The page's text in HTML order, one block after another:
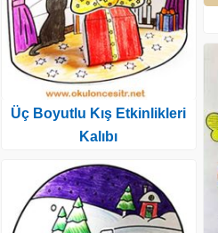
Üç Boyutlu Kış Etkinlikleri
Kalıbı